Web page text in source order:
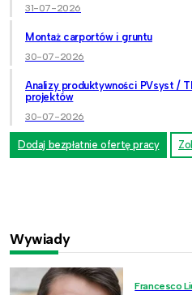
31-07-2026
Montaż carportów i gruntu
30-07-2026
Analizy produktywności PVsyst /
projektów
30-07-2026
Dodaj bezpłatnie ofertę pracy
Wywiady
Francesco